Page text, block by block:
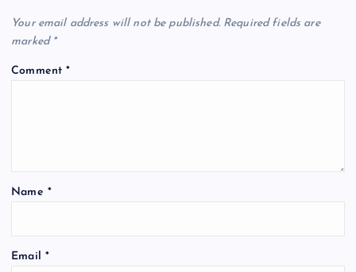
Your email address will not be published. Required fields are
marked *
Comment*
Name *
Email *